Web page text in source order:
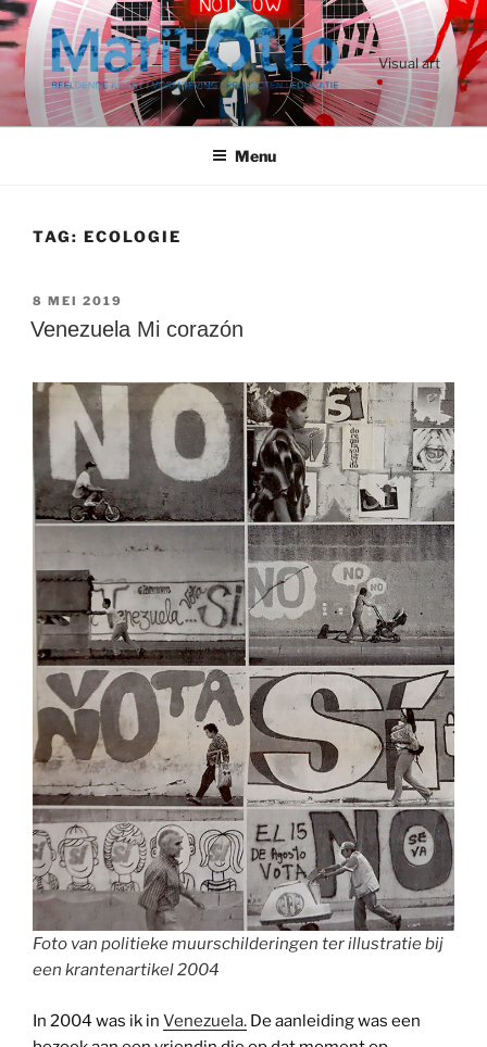
Ga
naar
de
inhoud
Visual art
Menu
TAG: ECOLOGIE
GEPLAATST
OP
8 MEI 2019
Venezuela Mi corazón
Foto van politieke muurschilderingen ter illustratie bij
een krantenartikel 2004
In 2004 was ik in Venezuela. De aanleiding was een